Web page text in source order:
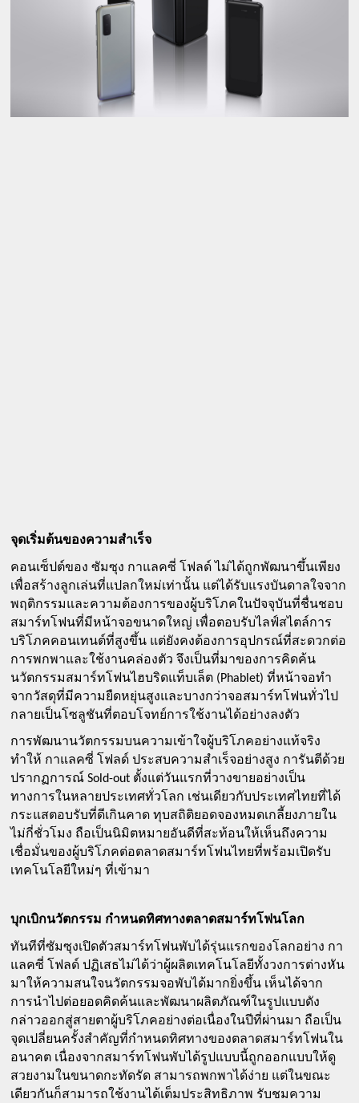
จุดเริ่มต้นของความสำเร็จ
คอนเซ็ปต์ของ ซัมซุง กาแลคซี่ โฟลด์ ไม่ได้ถูกพัฒนาขึ้นเพียง
เพื่อสร้างลูกเล่นที่แปลกใหม่เท่านั้น แต่ได้รับแรงบันดาลใจจาก
พฤติกรรมและความต้องการของผู้บริโภคในปัจจุบันที่ชื่นชอบ
สมาร์ทโฟนที่มีหน้าจอขนาดใหญ่ เพื่อตอบรับไลฟ์สไตล์การ
บริโภคคอนเทนต์ที่สูงขึ้น แต่ยังคงต้องการอุปกรณ์ที่สะดวกต่อ
การพกพาและใช้งานคล่องตัว จึงเป็นที่มาของการคิดค้น
นวัตกรรมสมาร์ทโฟนไฮบริดแท็บเล็ต (Phablet) ที่หน้าจอทำ
จากวัสดุที่มีความยืดหยุ่นสูงและบางกว่าจอสมาร์ทโฟนทั่วไป
กลายเป็นโซลูชันที่ตอบโจทย์การใช้งานได้อย่างลงตัว
การพัฒนานวัตกรรมบนความเข้าใจผู้บริโภคอย่างแท้จริง
ทำให้ กาแลคซี่ โฟลด์ ประสบความสำเร็จอย่างสูง การันตีด้วย
ปรากฏการณ์ Sold-out ตั้งแต่วันแรกที่วางขายอย่างเป็น
ทางการในหลายประเทศทั่วโลก เช่นเดียวกับประเทศไทยที่ได้
กระแสตอบรับที่ดีเกินคาด ทุบสถิติยอดจองหมดเกลี้ยงภายใน
ไม่กี่ชั่วโมง ถือเป็นนิมิตหมายอันดีที่สะท้อนให้เห็นถึงความ
เชื่อมั่นของผู้บริโภคต่อตลาดสมาร์ทโฟนไทยที่พร้อมเปิดรับ
เทคโนโลยีใหม่ๆ ที่เข้ามา
บุกเบิกนวัตกรรม กำหนดทิศทางตลาดสมาร์ทโฟนโลก
ทันทีที่ซัมซุงเปิดตัวสมาร์ทโฟนพับได้รุ่นแรกของโลกอย่าง กา
แลคซี่ โฟลด์ ปฏิเสธไม่ได้ว่าผู้ผลิตเทคโนโลยีทั้งวงการต่างหัน
มาให้ความสนใจนวัตกรรมจอพับได้มากยิ่งขึ้น เห็นได้จาก
การนำไปต่อยอดคิดค้นและพัฒนาผลิตภัณฑ์ในรูปแบบดัง
กล่าวออกสู่สายตาผู้บริโภคอย่างต่อเนื่องในปีที่ผ่านมา ถือเป็น
จุดเปลี่ยนครั้งสำคัญที่กำหนดทิศทางของตลาดสมาร์ทโฟนใน
อนาคต เนื่องจากสมาร์ทโฟนพับได้รูปแบบนี้ถูกออกแบบให้ดู
สวยงามในขนาดกะทัดรัด สามารถพกพาได้ง่าย แต่ในขณะ
เดียวกันก็สามารถใช้งานได้เต็มประสิทธิภาพ รับชมความ